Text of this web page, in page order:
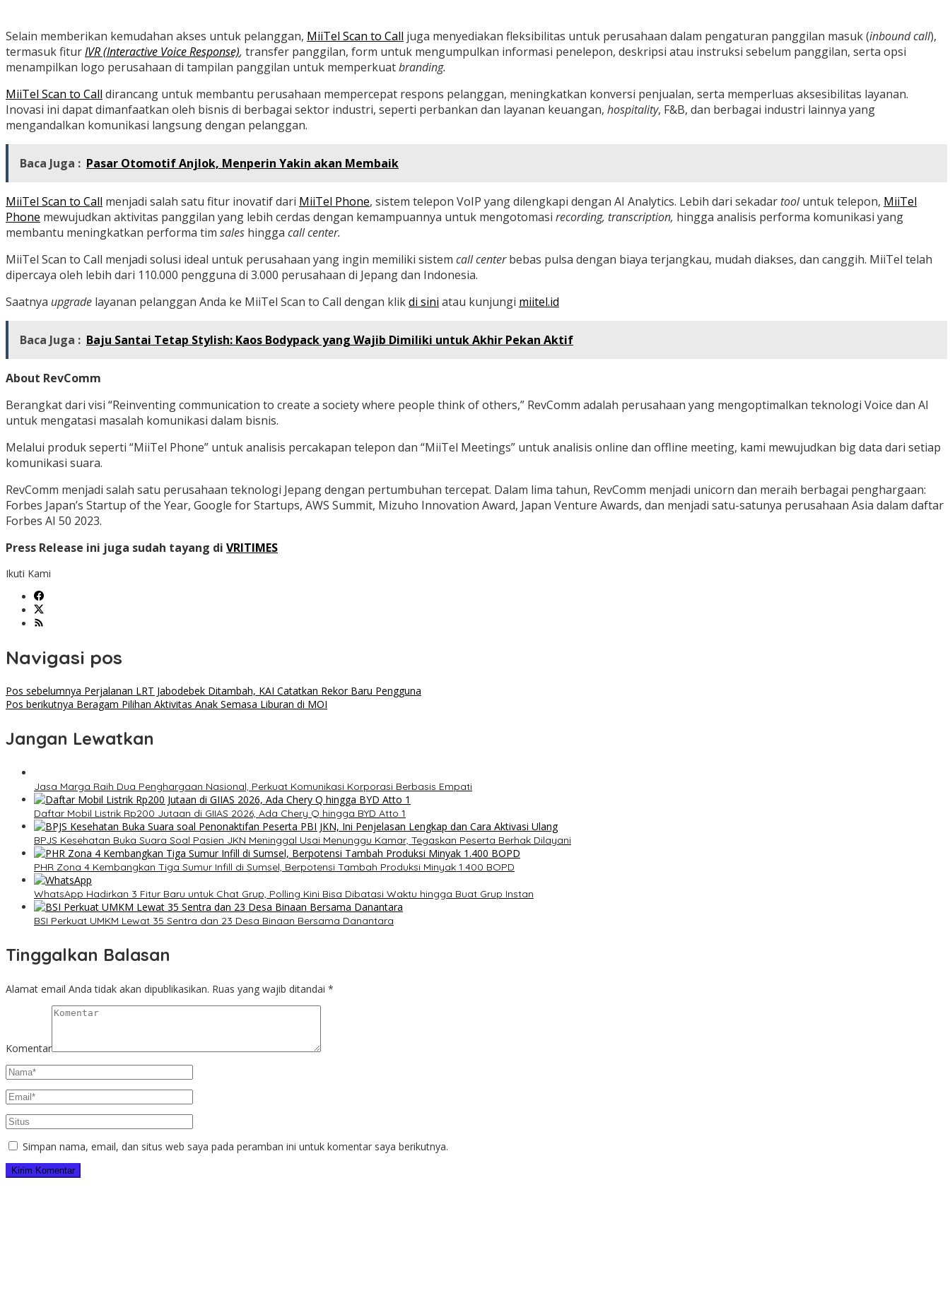
Selain memberikan kemudahan akses untuk pelanggan, MiiTel Scan to Call juga menyediakan fleksibilitas untuk perusahaan dalam pengaturan panggilan masuk (inbound call),
termasuk fiturIVR (Interactive Voice Response), transfer panggilan, form untuk mengumpulkan informasi penelepon, deskripsi atau instruksi sebelum panggilan, serta opsi
menampilkan logo perusahaan di tampilan panggilan untuk memperkuatbranding.
MiiTel Scan to Call dirancang untuk membantu perusahaan mempercepat respons pelanggan, meningkatkan konversi penjualan, serta memperluas aksesibilitas layanan.
Inovasi ini dapat dimanfaatkan oleh bisnis di berbagai sektor industri, seperti perbankan dan layanan keuangan, hospitality, F&B, dan berbagai industri lainnya yang
mengandalkan komunikasi langsung dengan pelanggan.
Baca Juga : Pasar Otomotif Anjlok, Menperin Yakin akan Membaik
MiiTel Scan to Call menjadi salah satu fitur inovatif dari MiiTel Phone, sistem telepon VoIP yang dilengkapi dengan AI Analytics. Lebih dari sekadar tooluntuk telepon, MiiTel
Phone mewujudkan aktivitas panggilan yang lebih cerdas dengan kemampuannya untuk mengotomasi recording, transcription, hingga analisis performa komunikasi yang
membantu meningkatkan performa tim sales hingga call center.
MiiTel Scan to Call menjadi solusi ideal untuk perusahaan yang ingin memiliki sistem call centerbebas pulsa dengan biaya terjangkau, mudah diakses, dan canggih. MiiTel telah
dipercaya oleh lebih dari 110.000 pengguna di 3.000 perusahaan di Jepang dan Indonesia.
Saatnya upgrade layanan pelanggan Anda ke MiiTel Scan to Call dengan klikdi sini atau kunjungi miitel.id
Baca Juga : Baju Santai Tetap Stylish: Kaos Bodypack yang Wajib Dimiliki untuk Akhir Pekan Aktif
About RevComm
Berangkat dari visi “Reinventing communication to create a society where people think of others,” RevComm adalah perusahaan yang mengoptimalkan teknologi Voice dan AI
untuk mengatasi masalah komunikasi dalam bisnis.
Melalui produk seperti “MiiTel Phone” untuk analisis percakapan telepon dan “MiiTel Meetings” untuk analisis online dan offline meeting, kami mewujudkan big data dari setiap
komunikasi suara.
RevComm menjadi salah satu perusahaan teknologi Jepang dengan pertumbuhan tercepat. Dalam lima tahun, RevComm menjadi unicorn dan meraih berbagai penghargaan:
Forbes Japan’s Startup of the Year, Google for Startups, AWS Summit, Mizuho Innovation Award, Japan Venture Awards, dan menjadi satu-satunya perusahaan Asia dalam daftar
Forbes AI 50 2023.
Press Release ini juga sudah tayang di VRITIMES
Ikuti Kami
Navigasi pos
Pos sebelumnya Perjalanan LRT Jabodebek Ditambah, KAI Catatkan Rekor Baru Pengguna
Pos berikutnya Beragam Pilihan Aktivitas Anak Semasa Liburan di MOI
Jangan Lewatkan
Jasa Marga Raih Dua Penghargaan Nasional, Perkuat Komunikasi Korporasi Berbasis Empati
Daftar Mobil Listrik Rp200 Jutaan di GIIAS 2026, Ada Chery Q hingga BYD Atto 1
BPJS Kesehatan Buka Suara Soal Pasien JKN Meninggal Usai Menunggu Kamar, Tegaskan Peserta Berhak Dilayani
PHR Zona 4 Kembangkan Tiga Sumur Infill di Sumsel, Berpotensi Tambah Produksi Minyak 1.400 BOPD
WhatsApp Hadirkan 3 Fitur Baru untuk Chat Grup, Polling Kini Bisa Dibatasi Waktu hingga Buat Grup Instan
BSI Perkuat UMKM Lewat 35 Sentra dan 23 Desa Binaan Bersama Danantara
Tinggalkan Balasan
Alamat email Anda tidak akan dipublikasikan. Ruas yang wajib ditandai *
Komentar
Simpan nama, email, dan situs web saya pada peramban ini untuk komentar saya berikutnya.